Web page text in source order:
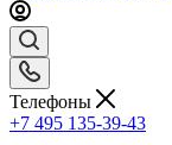
Телефоны
+7 495 135-39-43